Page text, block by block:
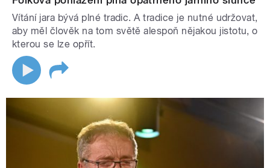
Vítání jara bývá plné tradic. A tradice je nutné udržovat,
aby měl člověk na tom světě alespoň nějakou jistotu, o
kterou se lze opřít.